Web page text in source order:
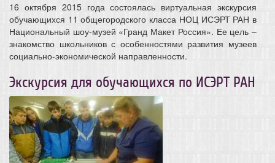
16 октября 2015 года состоялась виртуальная экскурсия
обучающихся 11 общегородского класса НОЦ ИСЭРТ РАН в
Национальный шоу-музей «Гранд Макет Россия». Ее цель –
знакомство школьников с особенностями развития музеев
социально-экономической направленности.
Экскурсия для обучающихся по ИСЭРТ РАН